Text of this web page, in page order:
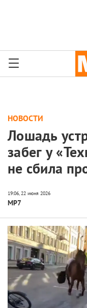
НОВОСТИ
Лошадь
забег у
не сбила
МР7